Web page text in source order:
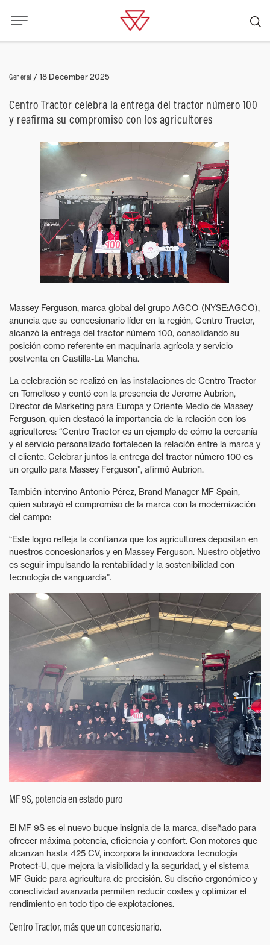
General /18 December 2025
Centro Tractor celebra la entrega del tractor número 100
y reafirma su compromiso con los agricultores
Massey Ferguson, marca global del grupo AGCO (NYSE:AGCO),
anuncia que su concesionario líder en la región, Centro Tractor,
alcanzó la entrega del tractor número 100, consolidando su
posición como referente en maquinaria agrícola y servicio
postventa en Castilla-La Mancha.
La celebración se realizó en las instalaciones de Centro Tractor
en Tomelloso y contó con la presencia de Jerome Aubrion,
Director de Marketing para Europa y Oriente Medio de Massey
Ferguson, quien destacó la importancia de la relación con los
agricultores: “Centro Tractor es un ejemplo de cómo la cercanía
y el servicio personalizado fortalecen la relación entre la marca y
el cliente. Celebrar juntos la entrega del tractor número 100 es
un orgullo para Massey Ferguson”, afirmó Aubrion.
También intervino Antonio Pérez, Brand Manager MF Spain,
quien subrayó el compromiso de la marca con la modernización
del campo:
“Este logro refleja la confianza que los agricultores depositan en
nuestros concesionarios y en Massey Ferguson. Nuestro objetivo
es seguir impulsando la rentabilidad y la sostenibilidad con
tecnología de vanguardia”.
MF 9S, potencia en estado puro
El MF 9S es el nuevo buque insignia de la marca, diseñado para
ofrecer máxima potencia, eficiencia y confort. Con motores que
alcanzan hasta 425 CV, incorpora la innovadora tecnología
Protect-U, que mejora la visibilidad y la seguridad, y el sistema
MF Guide para agricultura de precisión. Su diseño ergonómico y
conectividad avanzada permiten reducir costes y optimizar el
rendimiento en todo tipo de explotaciones.
Centro Tractor, más que un concesionario.